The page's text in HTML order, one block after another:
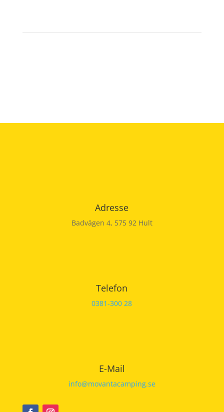
Adresse
Badvägen 4, 575 92 Hult
Telefon
0381-300 28
E-Mail
info@movantacamping.se